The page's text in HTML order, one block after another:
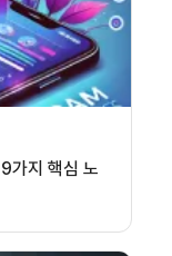
가지 핵심 노